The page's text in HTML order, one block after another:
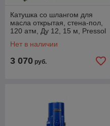
Катушка со шлангом для
масла открытая, стена-пол,
120 атм, Ду 12, 15 м, Pressol
Нет в наличии
3 070 руб.